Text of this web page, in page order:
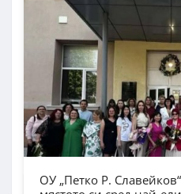
ОУ „Петко Р.